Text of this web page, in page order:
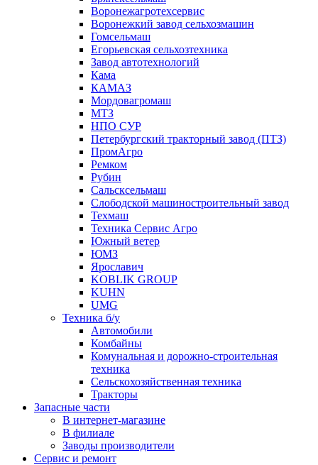
Воронежагротехсервис
Воронежкий завод сельхозмашин
Гомсельмаш
Егорьевская сельхозтехника
Завод автотехнологий
Кама
КАМАЗ
Мордовагромаш
МТЗ
НПО СУР
Петербургский тракторный завод (ПТЗ)
ПромАгро
Ремком
Рубин
Сальскcельмаш
Слободской машиностроительный завод
Техмаш
Техника Сервис Агро
Южный ветер
ЮМЗ
Ярославич
KOBLIK GROUP
KUHN
UMG
Техника б/у
Автомобили
Комбайны
Комунальная и дорожно-строительная
техника
Сельскохозяйственная техника
Тракторы
Запасные части
В интернет-магазине
В филиале
Заводы производители
Сервис и ремонт